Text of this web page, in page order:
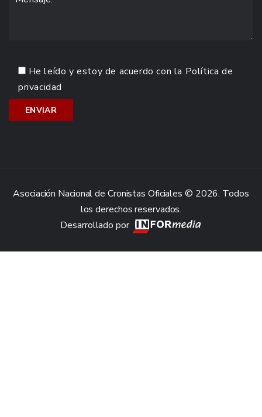
He leído y estoy de acuerdo con la Política de
privacidad
Asociación Nacional de Cronistas Oficiales © 2026. Todos
los derechos reservados.
Desarrollado por